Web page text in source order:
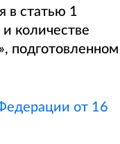
в статью 1
количестве
подготовленном
от 16